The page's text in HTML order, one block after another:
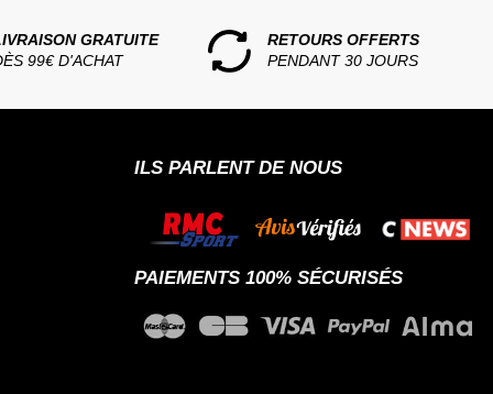
GRATUITE
99€ D'ACHAT
RETOURS OFFERTS
PENDANT 30 JOURS
ILS PARLENT DE NOUS
PAIEMENTS 100% SÉCURISÉS